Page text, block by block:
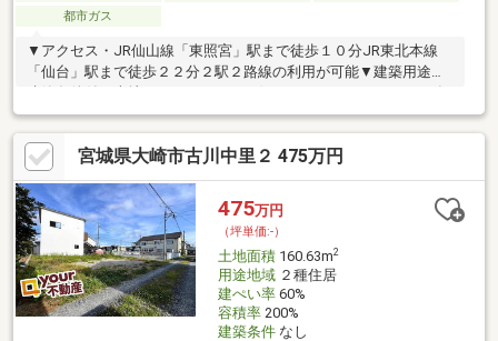
都市ガス
▼アクセス・JR仙山線「東照宮」駅まで徒歩１０分JR東北本線
「仙台」駅まで徒歩２２分２駅２路線の利用が可能▼建築用途・
建築条件付き売地ではないため、お好きなハウスメーカー・工務
店での建築が可能です間取り、設備、外観、全て自分好みのスタ
イルで一からご検討いただくことが可能です▼周辺施設・ＳＥＩ
ＹＵ上杉店・・・徒歩3分（約220ｍ）・ヨークベニマル仙台上杉
店・・・徒歩9分（約660ｍ）・イオンスタイル仙台上杉・・・徒
歩10分（約760ｍ）・宮町保育園・・・徒歩2分（約100ｍ）・北
六番丁小学校・・・徒歩5分（約330ｍ）・上杉山中学校・・・徒
歩14分（約1100ｍ）
宮城県大崎市古川中里２ 475万円
475万円
（坪単価:-）
土地面積160.63m2
用途地域２種住居
建ぺい率60%
容積率200%
建築条件なし